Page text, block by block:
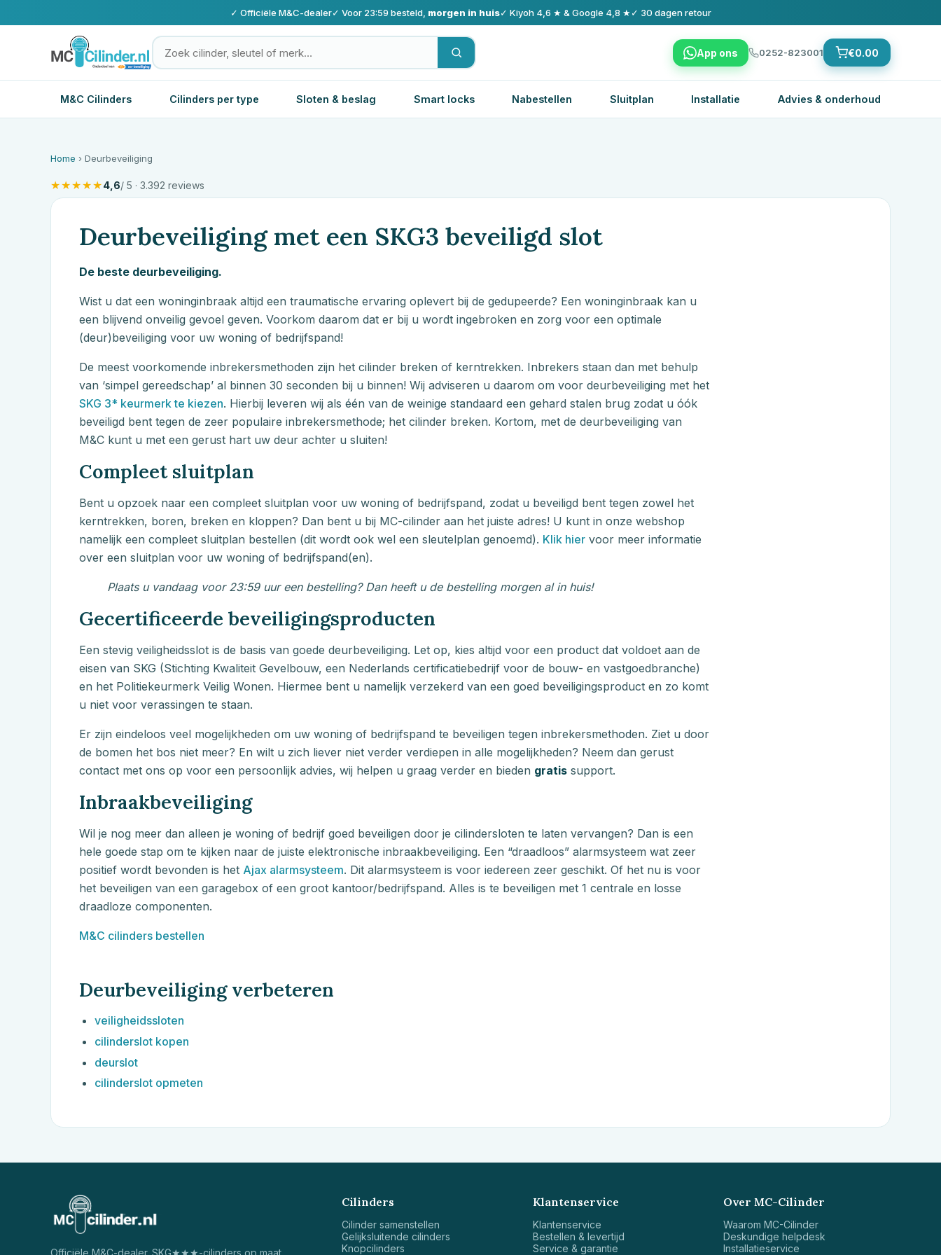
✓ Officiële M&C-dealer✓ Voor 23:59 besteld, morgen in huis✓ Kiyoh 4,6 ★ & Google 4,8 ★✓ 30 dagen retour
App ons 0252-823001 €0.00
M&C Cilinders Cilinders per type Sloten & beslag Smart locks Nabestellen Sluitplan Installatie Advies & onderhoud
Home › Deurbeveiliging
★★★★★4,6/ 5 · 3.392 reviews
Deurbeveiliging met een SKG3 beveiligd slot
De beste deurbeveiliging.
Wist u dat een woninginbraak altijd een traumatische ervaring oplevert bij de gedupeerde? Een woninginbraak kan u
een blijvend onveilig gevoel geven. Voorkom daarom dat er bij u wordt ingebroken en zorg voor een optimale
(deur)beveiliging voor uw woning of bedrijfspand!
De meest voorkomende inbrekersmethoden zijn het cilinder breken of kerntrekken. Inbrekers staan dan met behulp
van ‘simpel gereedschap’ al binnen 30 seconden bij u binnen! Wij adviseren u daarom om voor deurbeveiliging met het
SKG 3* keurmerk te kiezen. Hierbij leveren wij als één van de weinige standaard een gehard stalen brug zodat u óók
beveiligd bent tegen de zeer populaire inbrekersmethode; het cilinder breken. Kortom, met de deurbeveiliging van
M&C kunt u met een gerust hart uw deur achter u sluiten!
Compleet sluitplan
Bent u opzoek naar een compleet sluitplan voor uw woning of bedrijfspand, zodat u beveiligd bent tegen zowel het
kerntrekken, boren, breken en kloppen? Dan bent u bij MC-cilinder aan het juiste adres! U kunt in onze webshop
namelijk een compleet sluitplan bestellen (dit wordt ook wel een sleutelplan genoemd). Klik hier voor meer informatie
over een sluitplan voor uw woning of bedrijfspand(en).
Plaats u vandaag voor 23:59 uur een bestelling? Dan heeft u de bestelling morgen al in huis!
Gecertificeerde beveiligingsproducten
Een stevig veiligheidsslot is de basis van goede deurbeveiliging. Let op, kies altijd voor een product dat voldoet aan de
eisen van SKG (Stichting Kwaliteit Gevelbouw, een Nederlands certificatiebedrijf voor de bouw- en vastgoedbranche)
en het Politiekeurmerk Veilig Wonen. Hiermee bent u namelijk verzekerd van een goed beveiligingsproduct en zo komt
u niet voor verassingen te staan.
Er zijn eindeloos veel mogelijkheden om uw woning of bedrijfspand te beveiligen tegen inbrekersmethoden. Ziet u door
de bomen het bos niet meer? En wilt u zich liever niet verder verdiepen in alle mogelijkheden? Neem dan gerust
contact met ons op voor een persoonlijk advies, wij helpen u graag verder en bieden gratis support.
Inbraakbeveiliging
Wil je nog meer dan alleen je woning of bedrijf goed beveiligen door je cilindersloten te laten vervangen? Dan is een
hele goede stap om te kijken naar de juiste elektronische inbraakbeveiliging. Een “draadloos” alarmsysteem wat zeer
positief wordt bevonden is het Ajax alarmsysteem. Dit alarmsysteem is voor iedereen zeer geschikt. Of het nu is voor
het beveiligen van een garagebox of een groot kantoor/bedrijfspand. Alles is te beveiligen met 1 centrale en losse
draadloze componenten.
M&C cilinders bestellen
Deurbeveiliging verbeteren
veiligheidssloten
cilinderslot kopen
deurslot
cilinderslot opmeten
Cilinders
Cilinder samenstellen
Gelijksluitende cilinders
Knopcilinders
Klantenservice
Klantenservice
Bestellen & levertijd
Service & garantie
Over MC-Cilinder
Waarom MC-Cilinder
Deskundige helpdesk
Installatieservice